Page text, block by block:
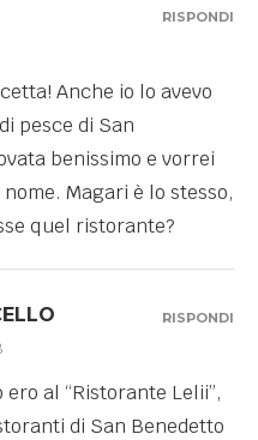
Anche io lo avevo
pesce di San
benissimo e vorrei
Magari è lo stesso,
quel ristorante?
RISPONDI
al “Ristorante Lelii”,
di San Benedetto
RISPONDI